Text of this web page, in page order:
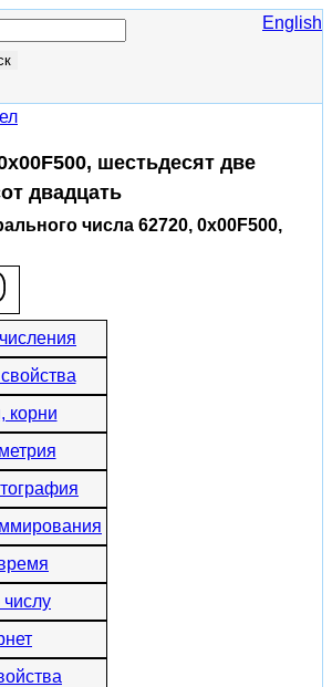
English
шестьдесят две
двадцать
числа 62720, 0x00F500,
корни
числу